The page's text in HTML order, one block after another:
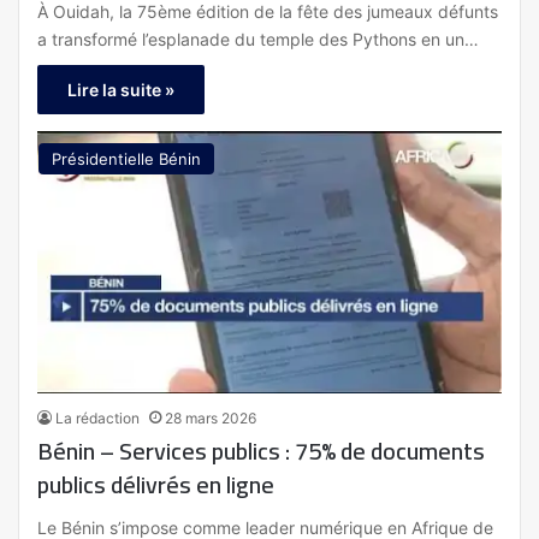
À Ouidah, la 75ème édition de la fête des jumeaux défunts
a transformé l’esplanade du temple des Pythons en un…
Lire la suite »
Présidentielle Bénin
La rédaction 28 mars 2026
Bénin – Services publics : 75% de documents
publics délivrés en ligne
Le Bénin s’impose comme leader numérique en Afrique de